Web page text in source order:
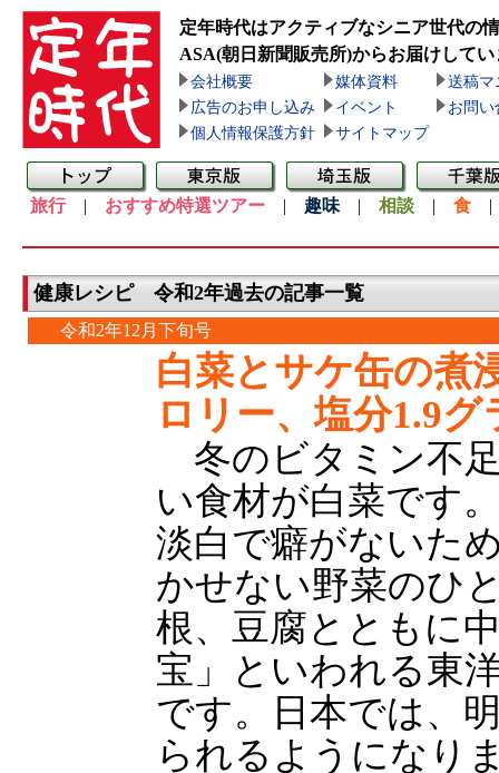
定年時代はアクティブなシニア世代の
ASA(朝日新聞販売所)からお届けしてい
会社概要 媒体資料
送稿マ
広告のお申し込み
イベント
お問い
個人情報保護方針
サイトマップ
旅行| おすすめ特選ツアー | 趣味 | 相談 | 食
健康レシピ 令和2年過去の記事一覧
令和2年12月下旬号
白菜とサケ缶の煮
ロリー、塩分1.9グ
冬のビタミン不
い食材が白菜です
淡白で癖がないた
かせない野菜のひ
根、豆腐とともに
宝」といわれる東
です。日本では、
られるようになり